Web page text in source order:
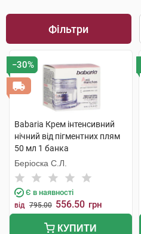
Фільтри
−30%
Babaria Крем інтенсивний
нічний від пігментних плям
50 мл 1 банка
Беріоска С.Л.
Є в наявності
від 795.00 556.50 грн
КУПИТИ